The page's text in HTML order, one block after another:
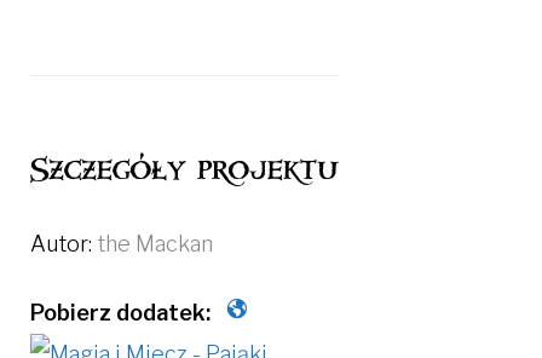
Szczegóły projektu
Autor: the Mackan